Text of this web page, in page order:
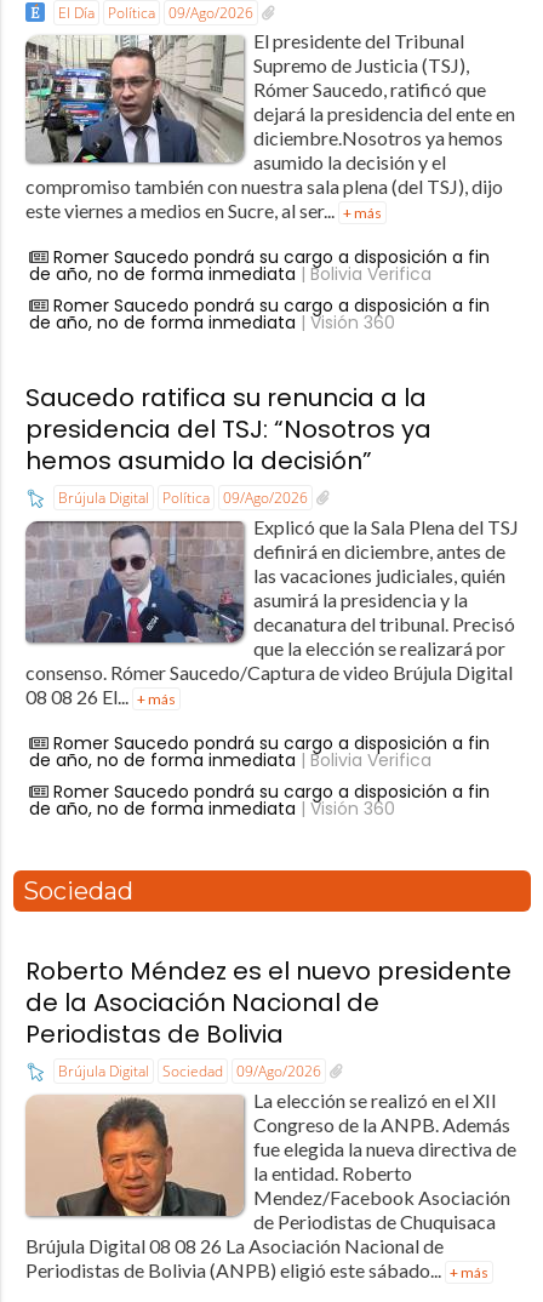
El Día Política 09/Ago/2026
El presidente del Tribunal
Supremo de Justicia (TSJ),
Rómer Saucedo, ratificó que
dejará la presidencia del ente en
diciembre.Nosotros ya hemos
asumido la decisión y el
compromiso también con nuestra sala plena (del TSJ), dijo
este viernes a medios en Sucre, al ser... + más
Romer Saucedo pondrá su cargo a disposición a fin
de año, no de forma inmediata | Bolivia Verifica
Romer Saucedo pondrá su cargo a disposición a fin
de año, no de forma inmediata | Visión 360
Saucedo ratifica su renuncia a la
presidencia del TSJ: “Nosotros ya
hemos asumido la decisión”
Brújula Digital Política 09/Ago/2026
Explicó que la Sala Plena del TSJ
definirá en diciembre, antes de
las vacaciones judiciales, quién
asumirá la presidencia y la
decanatura del tribunal. Precisó
que la elección se realizará por
consenso. Rómer Saucedo/Captura de video Brújula Digital
08 08 26 El... + más
Romer Saucedo pondrá su cargo a disposición a fin
de año, no de forma inmediata | Bolivia Verifica
Romer Saucedo pondrá su cargo a disposición a fin
de año, no de forma inmediata | Visión 360
Sociedad
Roberto Méndez es el nuevo presidente
de la Asociación Nacional de
Periodistas de Bolivia
Brújula Digital Sociedad 09/Ago/2026
La elección se realizó en el XII
Congreso de la ANPB. Además
fue elegida la nueva directiva de
la entidad. Roberto
Mendez/Facebook Asociación
de Periodistas de Chuquisaca
Brújula Digital 08 08 26 La Asociación Nacional de
Periodistas de Bolivia (ANPB) eligió este sábado... + más